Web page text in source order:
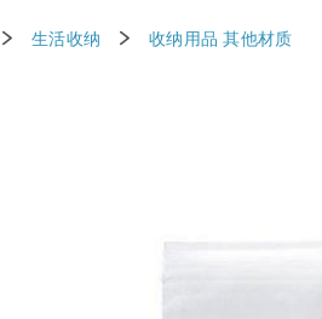
生活收纳 收纳用品 其他材质